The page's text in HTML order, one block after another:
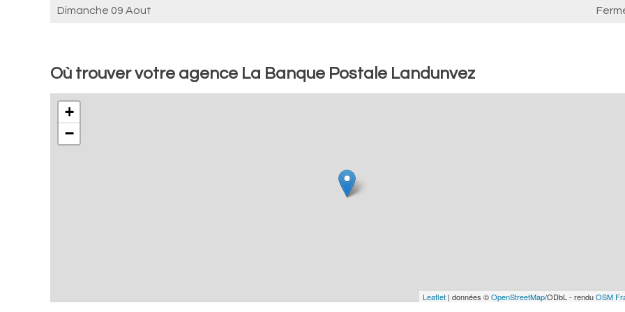
Dimanche 09 Aout
Où trouver votre agence La Banque Postale Landunvez
+
−
Leaflet | données ©OpenStreetMap/ODbL - renduOSM